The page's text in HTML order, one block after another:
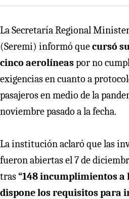
La Secretaría Regional
(Seremi) informó quecursó
cinco aerolíneaspor no
exigencias en cuanto a
pasajeros en medio de la
noviembre pasado a la fecha.
La institución aclaró que las
fueron abiertas el 7 de
tras“148 incumplimientos
dispone los requisitos para